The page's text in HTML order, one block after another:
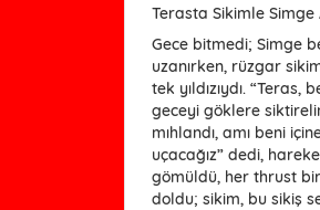
Terasta Sikimle Simge
Gece bitmedi; Simge
uzanırken, rüzgar
tek yıldızıydı.
geceyi göklere
mıhlandı, amı beni
uçacağız” dedi,
gömüldü, her thrust
doldu; sikim, bu sikiş